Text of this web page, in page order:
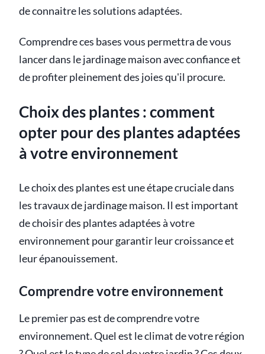
de connaitre les solutions adaptées.
Comprendre ces bases vous permettra de vous
lancer dans le jardinage maison avec confiance et
de profiter pleinement des joies qu'il procure.
Choix des plantes : comment
opter pour des plantes adaptées
à votre environnement
Le choix des plantes est une étape cruciale dans
les travaux de jardinage maison. Il est important
de choisir des plantes adaptées à votre
environnement pour garantir leur croissance et
leur épanouissement.
Comprendre votre environnement
Le premier pas est de comprendre votre
environnement. Quel est le climat de votre région